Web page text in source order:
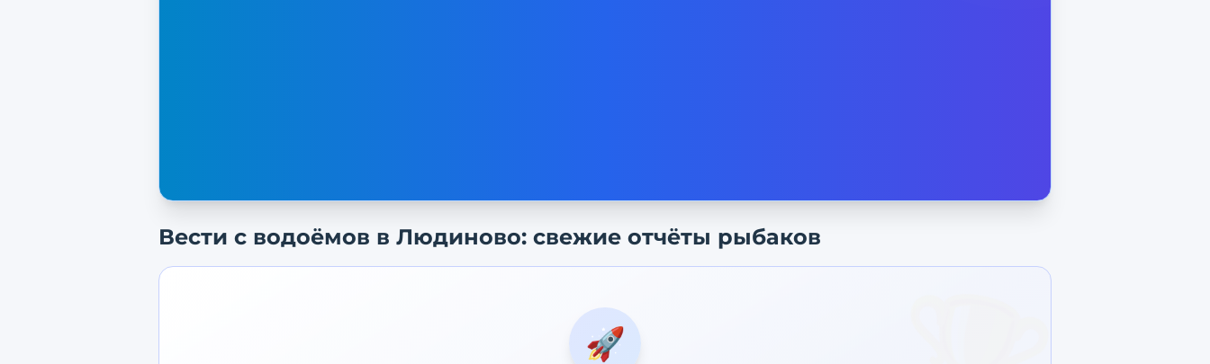
Вести с водоёмов в Людиново: свежие отчёты рыбаков
🚀